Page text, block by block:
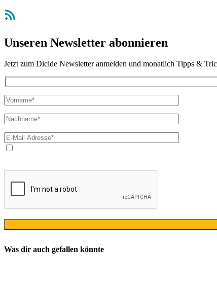
RSS-Feed
Unseren Newsletter abonnieren
Jetzt zum Dicide Newsletter anmelden und monatlich Tipps &
Was dir auch gefallen könnte